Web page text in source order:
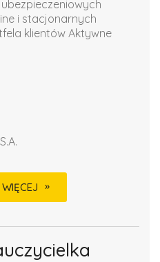
i stacjonarnych
klientów Aktywne